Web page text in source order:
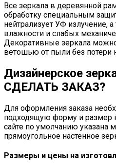
Все зеркала в деревянной
обработку специальным
нейтрализует УФ излучение,
влажности и слабых
Декоративные зеркала
ветошью от пыли без потери
Дизайнерское
СДЕЛАТЬ ЗАКАЗ?
Для оформления заказа
подходящую форму и размер
сайте по умолчанию указана
прямоугольное настенное
Размеры и цены на